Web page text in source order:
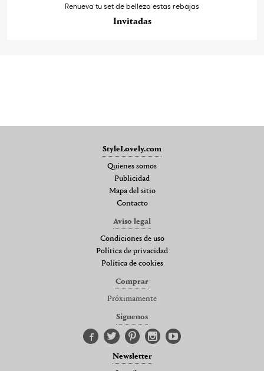
Renueva tu set de belleza estas rebajas
Invitadas
StyleLovely.com
Quienes somos
Publicidad
Mapa del sitio
Contacto
Aviso legal
Condiciones de uso
Política de privacidad
Política de cookies
Comprar
Próximamente
Síguenos
Newsletter